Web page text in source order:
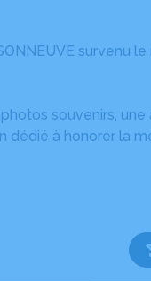
survenu
souvenirs,
dédié à honorer la